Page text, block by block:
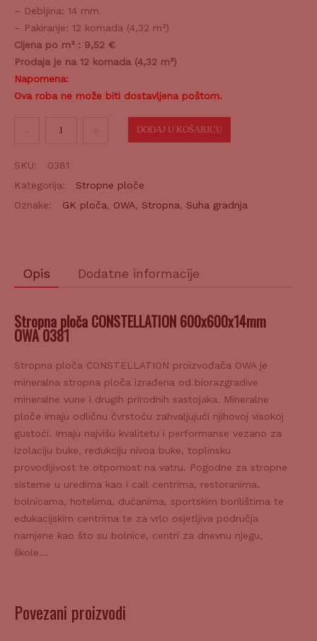
– Debljina: 14 mm
– Pakiranje: 12 komada (4,32 m²)
Cijena po m² : 9,52 €
Prodaja je na 12 komada (4,32 m²)
Napomena:
Ova roba ne može biti dostavljena poštom.
Stropna
količina
DODAJ U KOŠARICU
SKU:
0381
Kategorija:
Stropne ploče
Oznake:
GK ploča, OWA, Stropna, Suha gradnja
Opis Dodatne informacije
Stropna ploča CONSTELLATION 600x600x14mm
OWA 0381
Stropna ploča CONSTELLATION proizvođača OWA je
mineralna stropna ploča izrađena od biorazgradive
mineralne vune i drugih prirodnih sastojaka. Mineralne
ploče imaju odličnu čvrstoću zahvaljujući njihovoj visokoj
gustoći. Imaju najvišu kvalitetu i performanse vezano za
izolaciju buke, redukciju nivoa buke, toplinsku
provodljivost te otpornost na vatru. Pogodne za stropne
sisteme u uredima kao i call centrima, restoranima,
bolnicama, hotelima, dućanima, sportskim borilištima te
edukacijskim centrima te za vrlo osjetljiva područja
namjene kao što su bolnice, centri za dnevnu njegu,
škole…
Povezani proizvodi